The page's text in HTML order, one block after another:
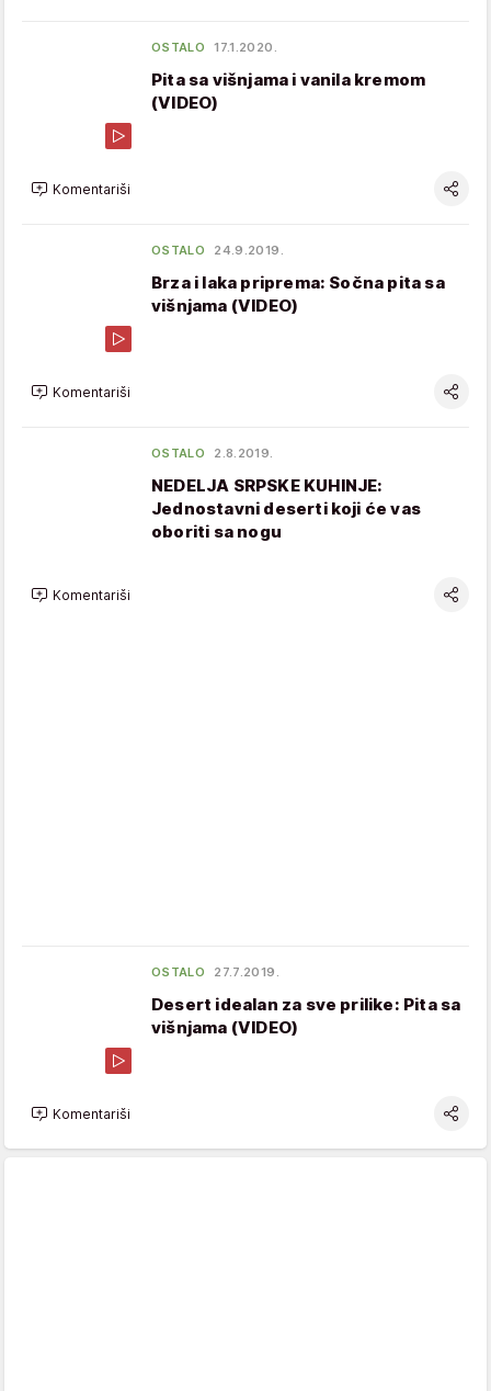
OSTALO 17.1.2020.
Pita sa višnjama i vanila kremom
(VIDEO)
Komentariši
OSTALO 24.9.2019.
Brza i laka priprema: Sočna pita sa
višnjama (VIDEO)
Komentariši
OSTALO 2.8.2019.
NEDELJA SRPSKE KUHINJE:
Jednostavni deserti koji će vas
oboriti sa nogu
Komentariši
OSTALO 27.7.2019.
Desert idealan za sve prilike: Pita sa
višnjama (VIDEO)
Komentariši